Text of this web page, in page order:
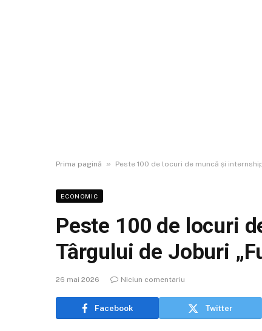
Prima pagină » Peste 100 de locuri de muncă și
ECONOMIC
Peste 100 de locuri
Târgului de Joburi
26 mai 2026 Niciun comentariu
Facebook Twitter